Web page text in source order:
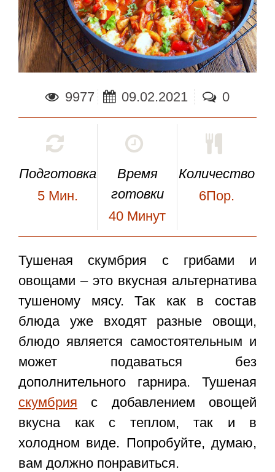
9977 09.02.2021 0
Подготовка
5 Мин.
Время
готовки
40 Минут
Количество
6Пор.
Тушеная скумбрия с грибами и
овощами – это вкусная альтернатива
тушеному мясу. Так как в состав
блюда уже входят разные овощи,
блюдо является самостоятельным и
может подаваться без
дополнительного гарнира. Тушеная
скумбрия с добавлением овощей
вкусна как с теплом, так и в
холодном виде. Попробуйте, думаю,
вам должно понравиться.